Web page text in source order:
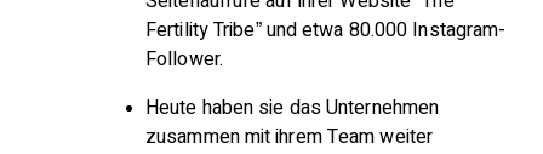
Fertility Tribe” und etwa 80.000 Instagram-
Follower.
Heute haben sie das Unternehmen
zusammen mit ihrem Team weiter